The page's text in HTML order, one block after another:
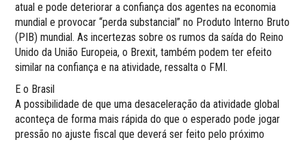
atual e pode deteriorar a confiança dos agentes na economia
mundial e provocar “perda substancial” no Produto Interno Bruto
(PIB) mundial. As incertezas sobre os rumos da saída do Reino
Unido da União Europeia, o Brexit, também podem ter efeito
similar na confiança e na atividade, ressalta o FMI.
E o Brasil
A possibilidade de que uma desaceleração da atividade global
aconteça de forma mais rápida do que o esperado pode jogar
pressão no ajuste fiscal que deverá ser feito pelo próximo